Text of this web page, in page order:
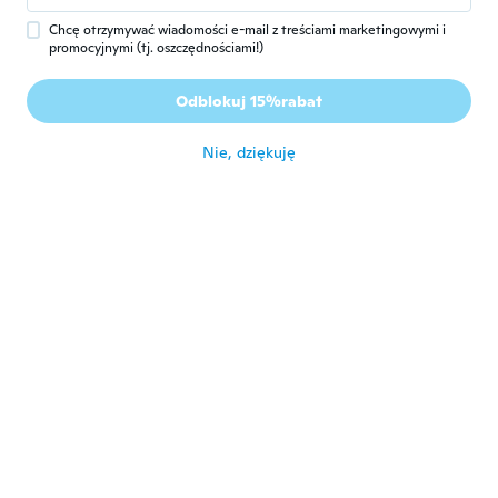
około 6 roku temu
Rok dołączenia 2020 · 36 opinie · 5
Chcę otrzymywać wiadomości e-mail z treściami marketingowymi i
promocyjnymi (tj. oszczędnościami!)
Odblokuj 15%rabat
Nie, dziękuję